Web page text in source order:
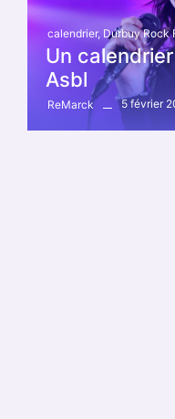
calendrier, Durbuy Rock
Un
Asbl
ReMarck 5 février